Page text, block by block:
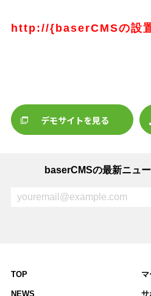
http://{baserCMSの設
デモサイトを見る
baserCMSの最新ニュ
TOP
NEWS
マ
サ